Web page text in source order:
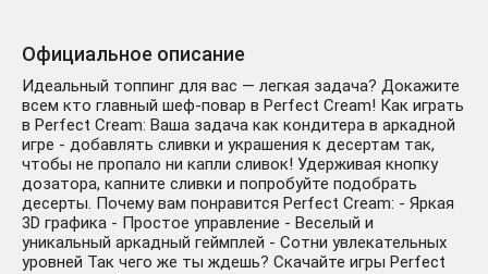
Официальное описание
Идеальный топпинг для вас — легкая задача? Докажите
всем кто главный шеф-повар в Perfect Cream! Как играть
в Perfect Cream: Ваша задача как кондитера в аркадной
игре - добавлять сливки и украшения к десертам так,
чтобы не пропало ни капли сливок! Удерживая кнопку
дозатора, капните сливки и попробуйте подобрать
десерты. Почему вам понравится Perfect Cream: - Яркая
3D графика - Простое управление - Веселый и
уникальный аркадный геймплей - Сотни увлекательных
уровней Так чего же ты ждешь? Скачайте игры Perfect